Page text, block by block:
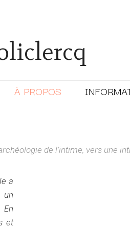
À PROPOS
de l’intime, vers une
a
et